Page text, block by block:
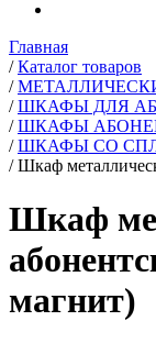
Главная
/ Каталог товаров
/
/ ШКАФЫ ДЛЯ
/ ШКАФЫ
/ ШКАФЫ СО
/ Шкаф
Шкаф
магнит)